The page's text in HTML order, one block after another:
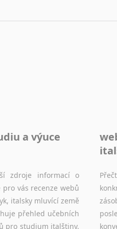
a výuce
zdroje informací o
vás recenze webů
italsky mluvící země
přehled učebních
pro studium italštiny.